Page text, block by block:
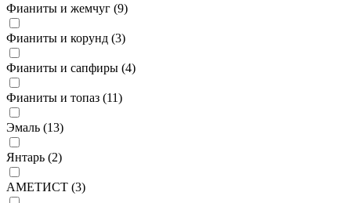
Фианиты и жемчуг (9)
Фианиты и корунд (3)
Фианиты и сапфиры (4)
Фианиты и топаз (11)
Эмаль (13)
Янтарь (2)
АМЕТИСТ (3)